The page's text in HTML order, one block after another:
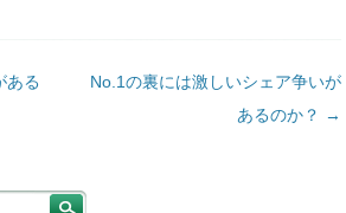
ある
No.1の裏には激しいシェア争いが
あるのか？ →